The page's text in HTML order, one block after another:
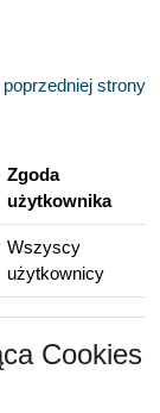
strony
Zgoda
użytkownika
Wszyscy
użytkownicy
Cookies